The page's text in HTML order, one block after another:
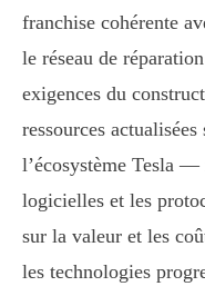
franchise cohérente
le réseau de
exigences du
ressources
l’écosystème Tesla
logicielles et les
sur la valeur et les
les technologies